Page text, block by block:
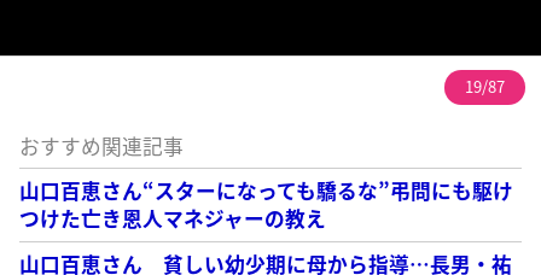
19/87
おすすめ関連記事
山口百恵さん“スターになっても驕るな”弔問にも駆け
つけた亡き恩人マネジャーの教え
山口百恵さん 貧しい幼少期に母から指導…長男・祐